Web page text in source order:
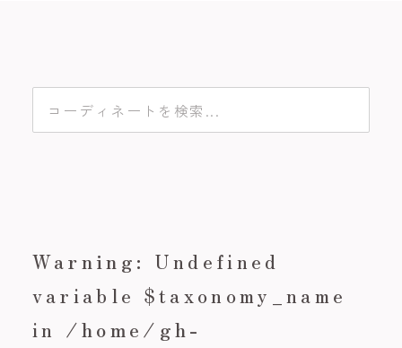
Warning: Undefined
variable $taxonomy_name
in /home/gh-